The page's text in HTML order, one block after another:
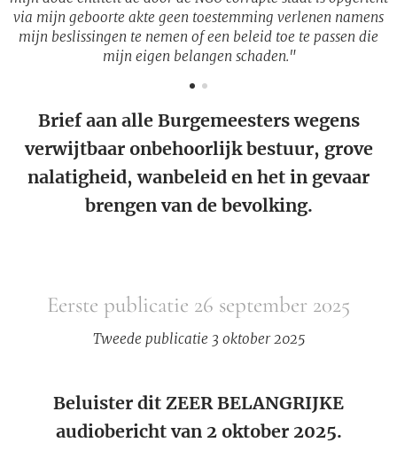
via mijn geboorte akte geen toestemming verlenen namens
mijn beslissingen te nemen of een beleid toe te passen die
mijn eigen belangen schaden."
Brief aan alle Burgemeesters wegens
verwijtbaar onbehoorlijk bestuur, grove
nalatigheid, wanbeleid en het in gevaar
brengen van de bevolking.
Eerste publicatie 26 september 2025
Tweede publicatie 3 oktober 2025
Beluister dit ZEER BELANGRIJKE
audiobericht van 2 oktober 2025.